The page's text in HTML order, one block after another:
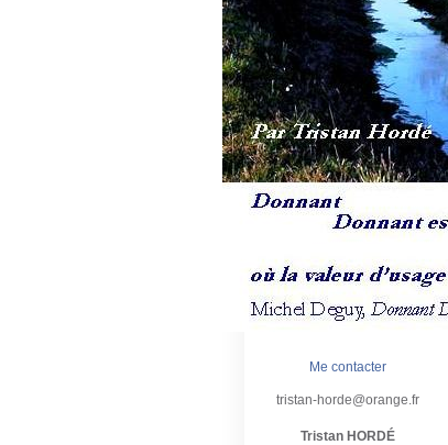
Me contacter
tristan-horde@orange.fr
Tristan HORDÉ